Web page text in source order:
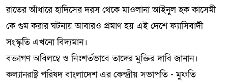
রাতের আঁধারে হাদিসের দরস থেকে মাওলানা আইনুল হক কাসেমী
কে গুম করার ঘটনায় আবারও প্রমাণ হয় এই দেশে ফ্যাসিবাদী
সংস্কৃতি এখনো বিদ্যমান।
বক্তাগণ অবিলম্বে ও নিঃশর্তভাবে তাদের মুক্তির দাবি জানান।
কল্যানরাষ্ট্র পরিষদ বাংলাদেশ এর কেন্দ্রীয় সভাপতি - মুফতি